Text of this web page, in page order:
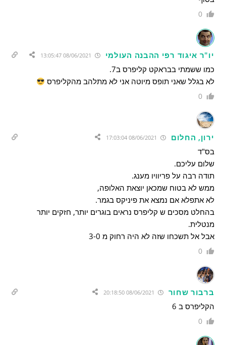
0
יו"ר איגוד רפי ההבנה העולמי
כמו ששמתי בבראקט קליפרס ב7.
לא בגלל שאני תופס מיוטה אני לא מתלהב מהקליפרס
0
ירון, החלום
בס"ד
שלום עליכם.
תודה רבה על פריוויו מענג.
ממש לא בטוח שמכאן יוצאת האלופה,
לא אתפלא אם נמצא את פיניקס בגמר.
בהחלט מסכים ש קליפרס נראים בוגרים יותר, חזקים יותר
מנטלית.
אבל אל תשכחו שזה לא היה רחוק מ 3-0
0
ברבור שחור
הקליפרס ב 6
0